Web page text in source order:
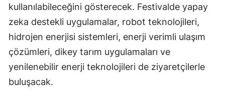
kullanılabileceğini gösterecek. Festivalde yapay
zeka destekli uygulamalar, robot teknolojileri,
hidrojen enerjisi sistemleri, enerji verimli ulaşım
çözümleri, dikey tarım uygulamaları ve
yenilenebilir enerji teknolojileri de ziyaretçilerle
buluşacak.